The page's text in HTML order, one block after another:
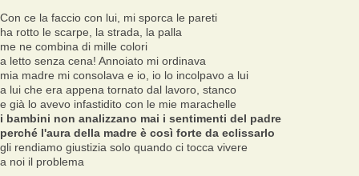
Con ce la faccio con lui, mi sporca le pareti
ha rotto le scarpe, la strada, la palla
me ne combina di mille colori
a letto senza cena! Annoiato mi ordinava
mia madre mi consolava e io, io lo incolpavo a lui
a lui che era appena tornato dal lavoro, stanco
e già lo avevo infastidito con le mie marachelle
i bambini non analizzano mai i sentimenti del padre
perché l'aura della madre è così forte da eclissarlo
gli rendiamo giustizia solo quando ci tocca vivere
a noi il problema